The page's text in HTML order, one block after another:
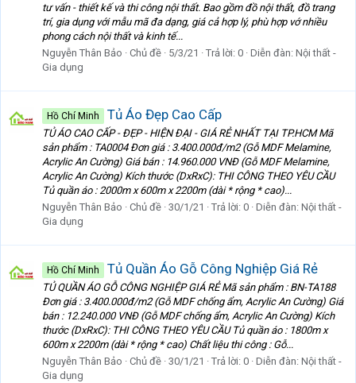
tư vấn - thiết kế và thi công nội thất. Bao gồm đồ nội thất, đồ trang
trí, gia dụng với mẫu mã đa dạng, giá cả hợp lý, phù hợp vớ nhiều
phong cách nội thất và kinh tế...
Nguyễn Thân Bảo
Chủ đề 5/3/21 Trả lời: 0 Diễn đàn: Nội thất -
Gia dụng
Hồ Chí Minh Tủ Áo Đẹp Cao Cấp
TỦ ÁO CAO CẤP - ĐẸP - HIỆN ĐẠI - GIÁ RẺ NHẤT TẠI TP.HCM Mã
sản phẩm : TA0004 Đơn giá : 3.400.000đ/m2 (Gỗ MDF Melamine,
Acrylic An Cường) Giá bán : 14.960.000 VNĐ (Gỗ MDF Melamine,
Acrylic An Cường) Kích thước (DxRxC): THI CÔNG THEO YÊU CẦU
Tủ quần áo : 2000m x 600m x 2200m (dài * rộng * cao)...
Nguyễn Thân Bảo
Chủ đề 30/1/21 Trả lời: 0 Diễn đàn: Nội thất -
Gia dụng
Hồ Chí Minh Tủ Quần Áo Gỗ Công Nghiệp Giá Rẻ
TỦ QUẦN ÁO GỖ CÔNG NGHIỆP GIÁ RẺ Mã sản phẩm : BN-TA188
Đơn giá : 3.400.000đ/m2 (Gỗ MDF chống ẩm, Acrylic An Cường) Giá
bán : 12.240.000 VNĐ (Gỗ MDF chống ẩm, Acrylic An Cường) Kích
thước (DxRxC): THI CÔNG THEO YÊU CẦU Tủ quần áo : 1800m x
600m x 2200m (dài * rộng * cao) Chất liệu thi công : Gỗ...
Nguyễn Thân Bảo
Chủ đề 30/1/21 Trả lời: 0 Diễn đàn: Nội thất -
Gia dụng